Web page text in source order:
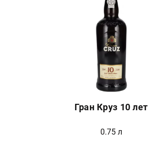
Гран Круз 10 лет
0.75 л